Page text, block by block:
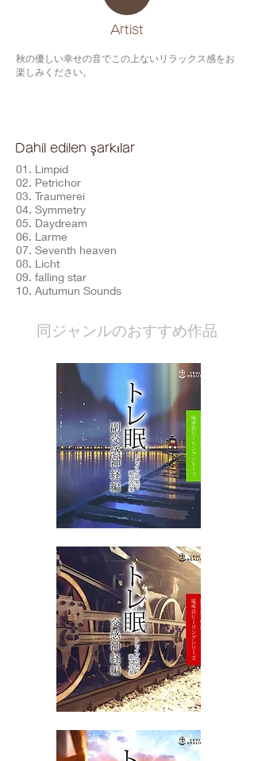
​Artist
秋の優しい幸せの音でこの上ないリラックス感をお
楽しみください。
Dahil edilen şarkılar
01. Limpid
02. Petrichor
03. Traumerei
04. Symmetry
05. Daydream
06. Larme
07. Seventh heaven
08. Licht
09. falling star
10. Autumun Sounds
​同ジャンルのおすすめ作品